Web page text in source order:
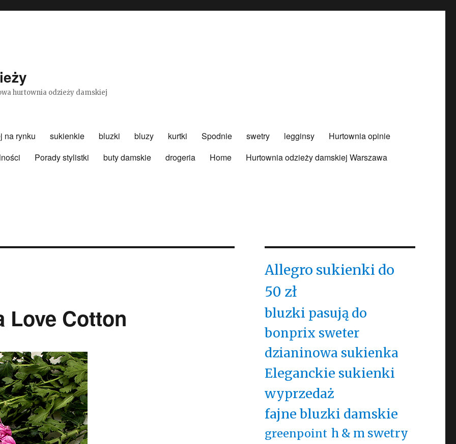
hurtownia odzieży damskiej
na rynku sukienkie bluzki bluzy kurtki Spodnie swetry legginsy
Hurtownia opinie
Porady stylistki buty damskie drogeria Home
Hurtownia odzieży damskiej Warszawa
Love Cotton
Allegro sukienki do
50 zł
bluzki pasują do
bonprix sweter
dzianinowa sukienka
Eleganckie sukienki
wyprzedaż
fajne bluzki damskie
greenpoint h & m swetry